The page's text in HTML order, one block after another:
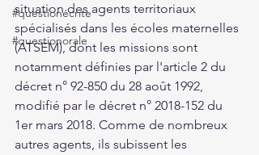
#questionécrite
#questionorale
situation des agents territoriaux
spécialisés dans les écoles maternelles
(ATSEM), dont les missions sont
notamment définies par l'article 2 du
décret n° 92-850 du 28 août 1992,
modifié par le décret n° 2018-152 du
1er mars 2018. Comme de nombreux
autres agents, ils subissent les